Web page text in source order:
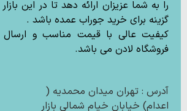
را به شما عزیزان ارائه دهد تا در این
گزینه برای خرید جوراب عمده باشد .
کیفیت عالی با قیمت مناسب و ارسال
فروشگاه لادن می باشد.
آدرس : تهران میدان محمدیه (
اعدام) خیابان خیام شمالی بازار